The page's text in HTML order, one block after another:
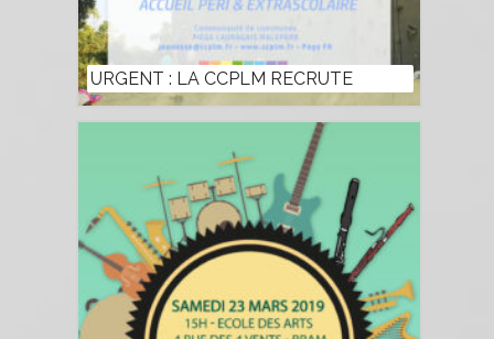
URGENT : LA CCPLM RECRUTE